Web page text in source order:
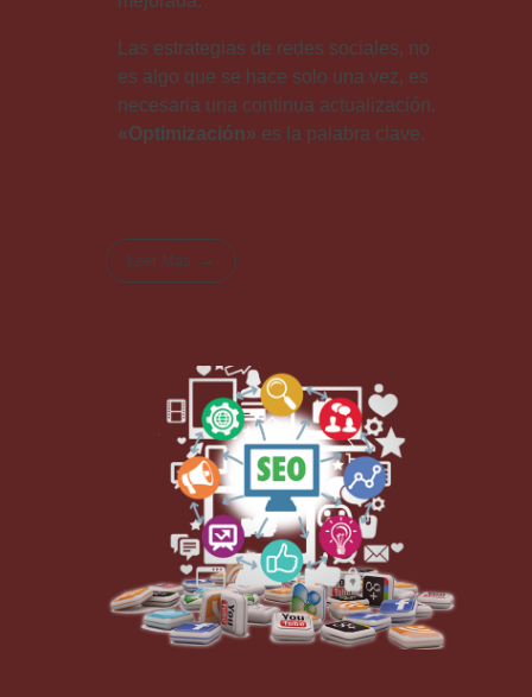
Las estrategias de redes sociales, no
es algo que se hace solo una vez, es
necesaria una continua actualización.
«Optimización» es la palabra clave.
Leer Más